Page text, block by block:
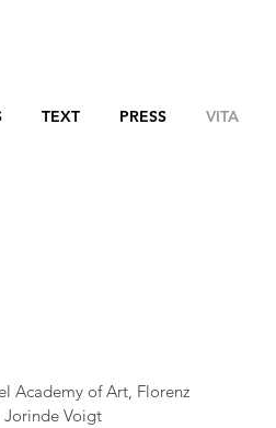
TEXT PRESS VITA
Academy of Art, Florenz
Jorinde Voigt